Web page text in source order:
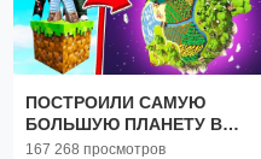
ПОСТРОИЛИ САМУЮ
БОЛЬШУЮ ПЛАНЕТУ В
МИРЕ! СИМУЛЯТОР
167 268 просмотров